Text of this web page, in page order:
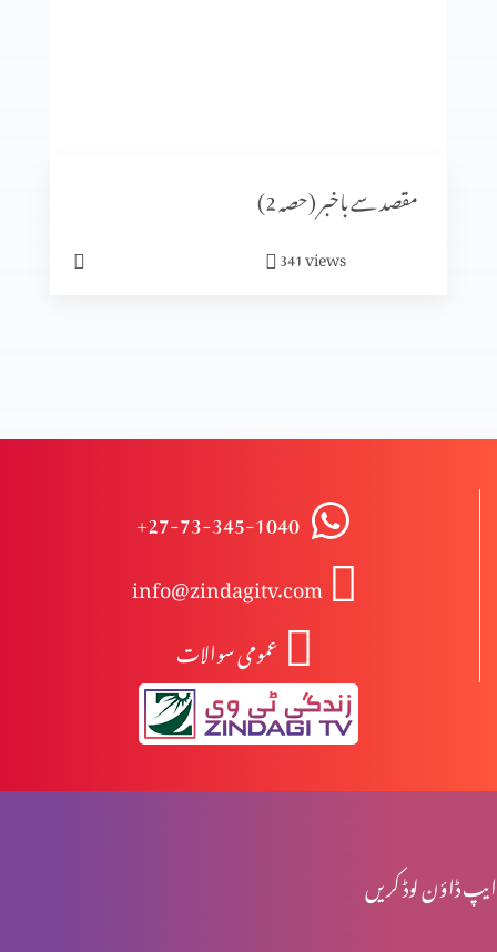
مسیح میں دکھ اٹھانا
خدا کا منصوبہ
کمزوری میں خدا پر بھروسہ
یسوع کے خون میں طاقت
مقصد سے باخبر (حصہ 2)
341views
+27-73-345-1040
info@zindagitv.com
عمومی سوالات
ایپ ڈاؤن لوڈ کریں